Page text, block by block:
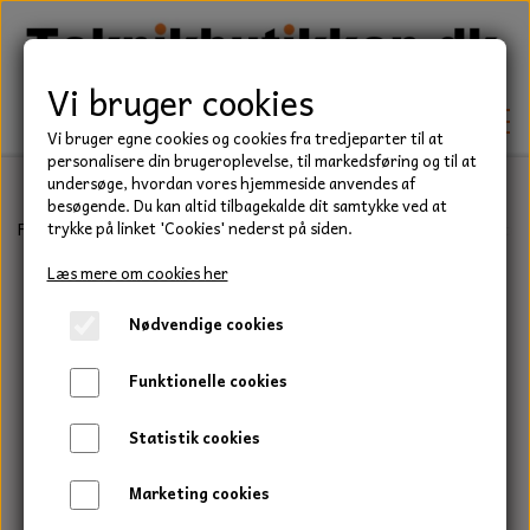
TEKNIK
KILEREMME
LEJER
PAKDÅSER
LÅSERINGE
BEFÆSTELSE
HAVE/PARK
UNIVERSALE REMME TIL PLÆNEKLIPPER OG
HAVETRAKTOR
TRAKTOR/ENTREPRENØR
Forside Have/Park Olie til småmotorer & havemaskiner
Vi bruger cookies
Vi bruger egne cookies og cookies fra tredjeparter til at
personalisere din brugeroplevelse, til markedsføring og til at
undersøge, hvordan vores hjemmeside anvendes af
besøgende. Du kan altid tilbagekalde dit samtykke ved at
trykke på linket 'Cookies' nederst på siden.
Læs mere om cookies her
Nødvendige cookies
Funktionelle cookies
Statistik cookies
Marketing cookies